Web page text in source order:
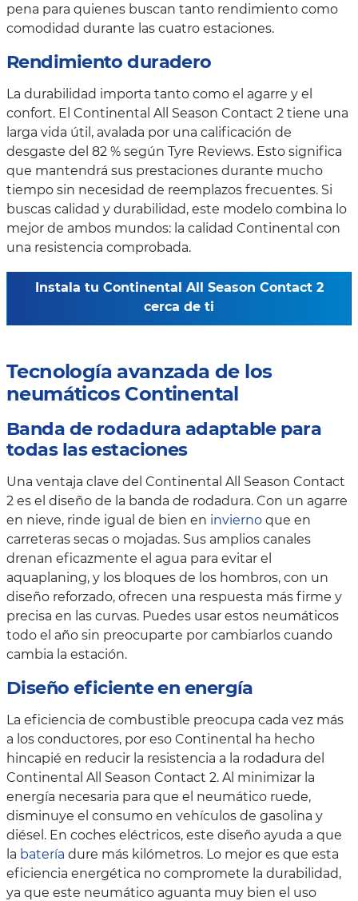
pena para quienes buscan tanto rendimiento como
comodidad durante las cuatro estaciones.
Rendimiento duradero
La durabilidad importa tanto como el agarre y el
confort. El Continental All Season Contact 2 tiene una
larga vida útil, avalada por una calificación de
desgaste del 82 % según Tyre Reviews. Esto significa
que mantendrá sus prestaciones durante mucho
tiempo sin necesidad de reemplazos frecuentes. Si
buscas calidad y durabilidad, este modelo combina lo
mejor de ambos mundos: la calidad Continental con
una resistencia comprobada.
Instala tu Continental All Season Contact 2
cerca de ti
Tecnología avanzada de los
neumáticos Continental
Banda de rodadura adaptable para
todas las estaciones
Una ventaja clave del Continental All Season Contact
2 es el diseño de la banda de rodadura. Con un agarre
en nieve, rinde igual de bien en invierno que en
carreteras secas o mojadas. Sus amplios canales
drenan eficazmente el agua para evitar el
aquaplaning, y los bloques de los hombros, con un
diseño reforzado, ofrecen una respuesta más firme y
precisa en las curvas. Puedes usar estos neumáticos
todo el año sin preocuparte por cambiarlos cuando
cambia la estación.
Diseño eficiente en energía
La eficiencia de combustible preocupa cada vez más
a los conductores, por eso Continental ha hecho
hincapié en reducir la resistencia a la rodadura del
Continental All Season Contact 2. Al minimizar la
energía necesaria para que el neumático ruede,
disminuye el consumo en vehículos de gasolina y
diésel. En coches eléctricos, este diseño ayuda a que
la batería dure más kilómetros. Lo mejor es que esta
eficiencia energética no compromete la durabilidad,
ya que este neumático aguanta muy bien el uso